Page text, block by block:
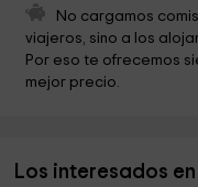
Ermita de San Miguel
Pinar de San Isidro
Ermita de San Isidro
Iglesia de Nuestra
No cargamos
viajeros, sino a los
Por eso te ofrecemos
mejor precio.
Los interesados